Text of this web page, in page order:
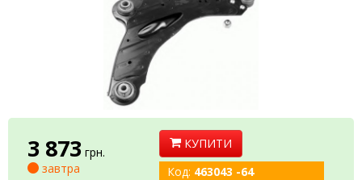
3 873 грн.
завтра
КУПИТИ
Код: 463043 -64